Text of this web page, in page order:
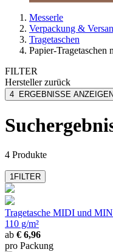
Messerle
Verpackung &
Tragetaschen
Papier-Tragetaschen
FILTER
Herstellerzurück
Folia
4 ERGEBNISSE ANZEIGEN
4 Produkte
1FILTER
Tragetasche MIDI und
110 g/m²
ab € 6,96
pro Packung